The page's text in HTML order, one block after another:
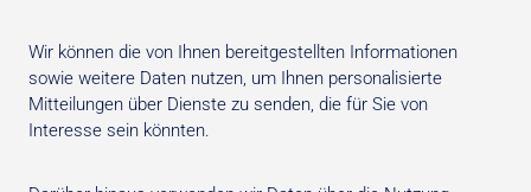
Wir können die von Ihnen bereitgestellten Informationen
sowie weitere Daten nutzen, um Ihnen personalisierte
Mitteilungen über Dienste zu senden, die für Sie von
Interesse sein könnten.